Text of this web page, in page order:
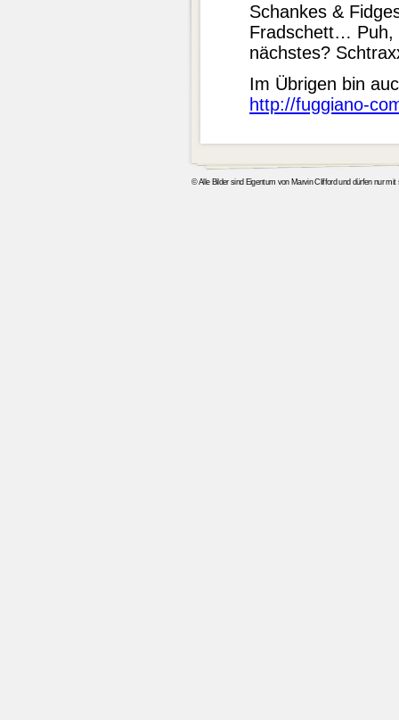
Schankes &
Fradschett… Puh,
nächstes?
Im Übrigen bin
http://fuggiano-
© Alle Bilder sind Eigentum von Marvin Clifford und dürfen nur